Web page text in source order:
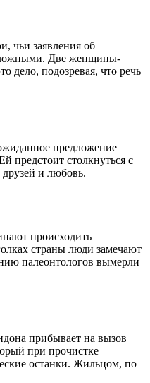
чьи заявления об
Две женщины-
дело, подозревая, что речь
предложение
предстоит столкнуться с
и любовь.
происходить
страны люди замечают
палеонтологов вымерли
прибывает на вызов
при прочистке
останки. Жильцом, по